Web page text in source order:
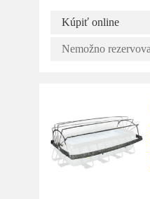
Kúpiť online
Nemožno